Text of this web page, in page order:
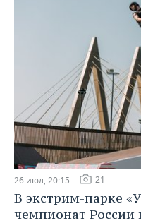
26 июл, 20:15 21
В экстрим-парке
чемпионат России